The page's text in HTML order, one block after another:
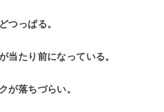
つっぱる。
当たり前になっている。
が落ちづらい。